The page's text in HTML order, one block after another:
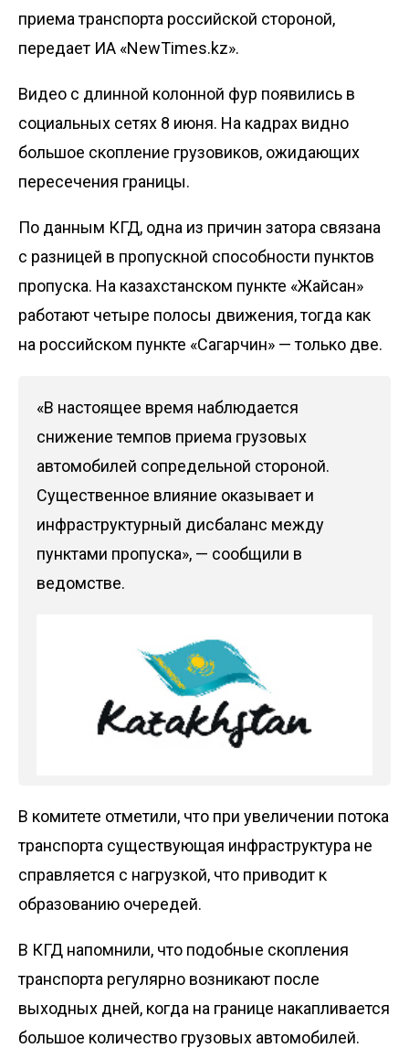
приема транспорта российской стороной,
передает ИА «NewTimes.kz».
Видео с длинной колонной фур появились в
социальных сетях 8 июня. На кадрах видно
большое скопление грузовиков, ожидающих
пересечения границы.
По данным КГД, одна из причин затора связана
с разницей в пропускной способности пунктов
пропуска. На казахстанском пункте «Жайсан»
работают четыре полосы движения, тогда как
на российском пункте «Сагарчин» — только две.
«В настоящее время наблюдается
снижение темпов приема грузовых
автомобилей сопредельной стороной.
Существенное влияние оказывает и
инфраструктурный дисбаланс между
пунктами пропуска», — сообщили в
ведомстве.
В комитете отметили, что при увеличении потока
транспорта существующая инфраструктура не
справляется с нагрузкой, что приводит к
образованию очередей.
В КГД напомнили, что подобные скопления
транспорта регулярно возникают после
выходных дней, когда на границе накапливается
большое количество грузовых автомобилей.